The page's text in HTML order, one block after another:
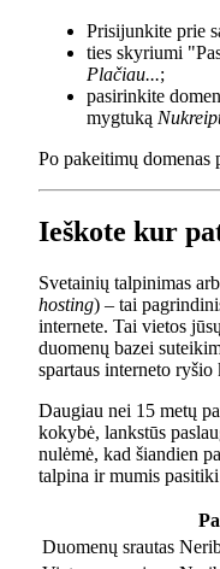
Prisijunkite prie
ties skyriumi
Plačiau...;
pasirinkite
mygtuką
Po pakeitimų domenas
Ieškote kur
Svetainių talpinimas
hosting) – tai
internete. Tai vietos
duomenų bazei
spartaus interneto
Daugiau nei 15 metų
kokybė, lankstūs
nulėmė, kad šiandien
talpina ir mumis
Duomenų srautas